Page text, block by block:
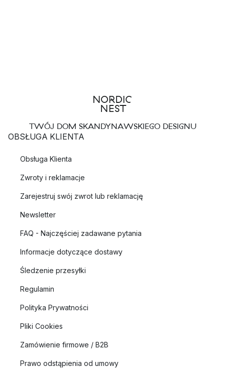
TWÓJ DOM SKANDYNAWSKIEGO DESIGNU
OBSŁUGA KLIENTA
Obsługa Klienta
Zwroty i reklamacje
Zarejestruj swój zwrot lub reklamację
Newsletter
FAQ - Najczęściej zadawane pytania
Informacje dotyczące dostawy
Śledzenie przesyłki
Regulamin
Polityka Prywatności
Pliki Cookies
Zamówienie firmowe / B2B
Prawo odstąpienia od umowy